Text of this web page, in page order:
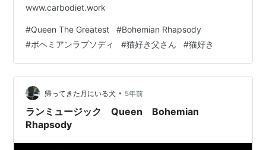
www.carbodiet.work
#Queen The Greatest #Bohemian Rhapsody
#ボヘミアンラプソディ #猫好き父さん #猫好き
帰ってきた月にいる犬 • 5年前
ランミュージック Queen Bohemian
Rhapsody